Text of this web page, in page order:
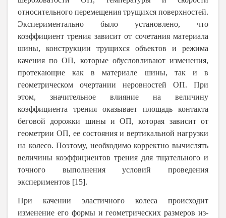
относительного перемещения трущихся поверхностей.
Экспериментально было установлено, что
коэффициент трения зависит от сочетания материала
шины, конструкции трущихся объектов и режима
качения по ОП, которые обусловливают изменения,
протекающие как в материале шины, так и в
геометрическом очертании неровностей ОП. При
этом, значительное влияние на величину
коэффициента трения оказывает площадь контакта
беговой дорожки шины и ОП, которая зависит от
геометрии ОП, ее состояния и вертикальной нагрузки
на колесо. Поэтому, необходимо корректно вычислять
величины коэффициентов трения для тщательного и
точного выполнения условий проведения
экспериментов [15].
При качении эластичного колеса происходит
изменение его формы и геометрических размеров из-